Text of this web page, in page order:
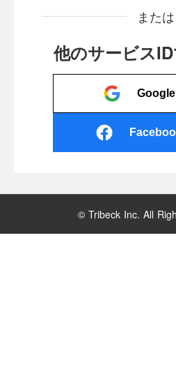
または
他のサービス
© Tribeck Inc. All